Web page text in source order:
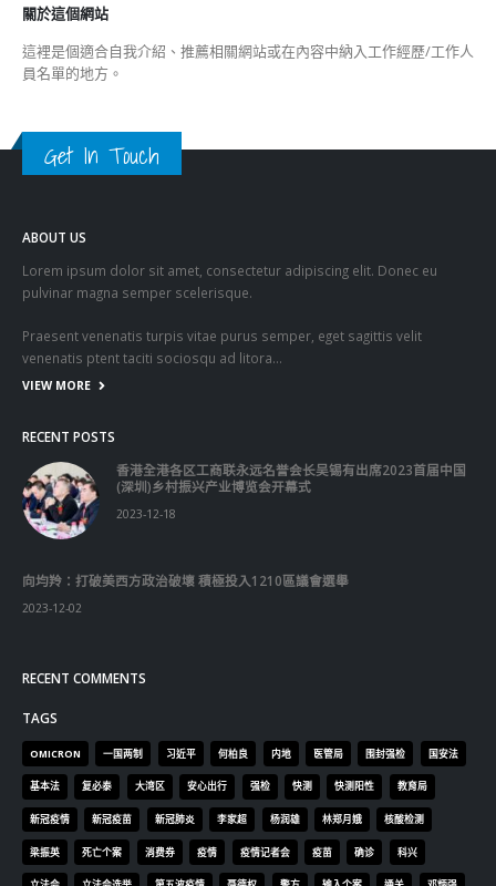
關於我們
這裡是個適合自我介紹、推薦相關網站或在內容中納入工作經歷/工作人
Get In Touch
Lorem ipsum dolor sit amet, consectetur adipiscing elit. Donec eu
Praesent venenatis turpis vitae purus semper, eget sagittis velit
venenatis ptent taciti sociosqu ad litora…
VIEW MORE
香港全港各区工商联永远名誉会长吴锡有出席2023首届中国
2023-12-02
RECENT COMMENTS
TAGS
OMICRON 一国两制 习近平 何柏良 内地 医管局 围封强检